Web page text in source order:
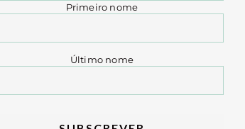
Primeiro nome
Último nome